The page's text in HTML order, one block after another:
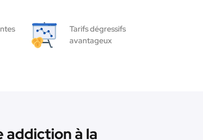
Tarifs dégressifs
avantageux
addiction à la